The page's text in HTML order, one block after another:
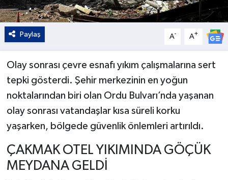
Paylaş A- A+
Olay sonrası çevre esnafı yıkım çalışmalarına sert
tepki gösterdi. Şehir merkezinin en yoğun
noktalarından biri olan Ordu Bulvarı’nda yaşanan
olay sonrası vatandaşlar kısa süreli korku
yaşarken, bölgede güvenlik önlemleri artırıldı.
ÇAKMAK OTEL YIKIMINDA GÖÇÜK
MEYDANA GELDİ